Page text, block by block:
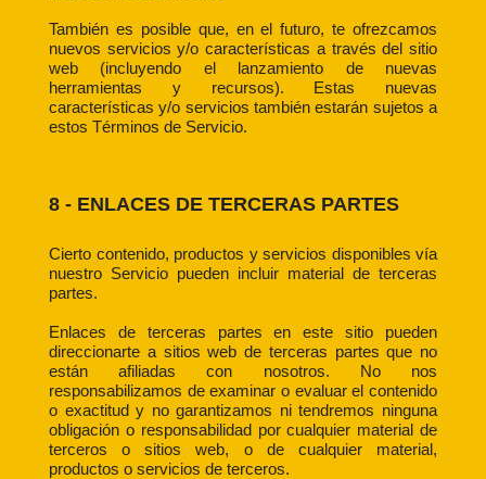
También es posible que, en el futuro, te ofrezcamos
nuevos servicios y/o características a través del sitio
web (incluyendo el lanzamiento de nuevas
herramientas y recursos). Estas nuevas
características y/o servicios también estarán sujetos a
estos Términos de Servicio.
8 - ENLACES DE TERCERAS PARTES
Cierto contenido, productos y servicios disponibles vía
nuestro Servicio pueden incluir material de terceras
partes.
Enlaces de terceras partes en este sitio pueden
direccionarte a sitios web de terceras partes que no
están afiliadas con nosotros. No nos
responsabilizamos de examinar o evaluar el contenido
o exactitud y no garantizamos ni tendremos ninguna
obligación o responsabilidad por cualquier material de
terceros o sitios web, o de cualquier material,
productos o servicios de terceros.